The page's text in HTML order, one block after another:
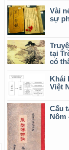
Vài
sự
tại
có
Khái
Việt
Cấu
Nôm